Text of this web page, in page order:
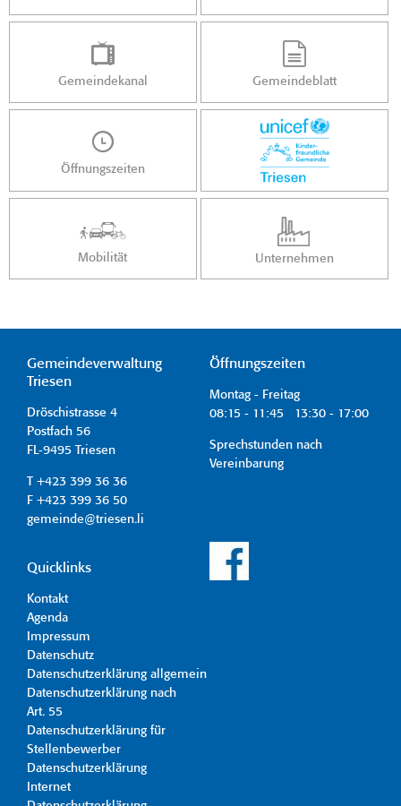
Gemeindekanal Gemeindeblatt
Öffnungszeiten
Mobilität Unternehmen
Gemeindeverwaltung
Triesen
Dröschistrasse 4
Postfach 56
FL-9495 Triesen
T +423 399 36 36
F +423 399 36 50
gemeinde@triesen.li
Öffnungszeiten
Montag - Freitag
08:15 - 11:45 13:30 - 17:00
Sprechstunden nach
Vereinbarung
Quicklinks
Kontakt
Agenda
Impressum
Datenschutz
Datenschutzerklärung allgemein
Datenschutzerklärung nach
Art. 55
Datenschutzerklärung für
Stellenbewerber
Datenschutzerklärung
Internet